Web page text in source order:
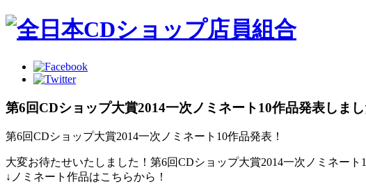
第6回CDショップ大賞2014一次ノミネート10作品発表しまし
第6回CDショップ大賞2014一次ノミネート10作品発表！
大変お待たせいたしました！第6回CDショップ大賞2014一次ノミネート
↓ノミネート作品はこちらから！